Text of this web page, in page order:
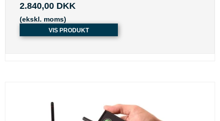
2.840,00 DKK
(ekskl. moms)
VIS PRODUKT